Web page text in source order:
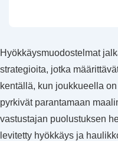
Hyökkäysmuodostelmat
strategioita, jotka
kentällä, kun joukkueella
pyrkivät parantamaan
vastustajan puolustuksen
levitetty hyökkäys ja